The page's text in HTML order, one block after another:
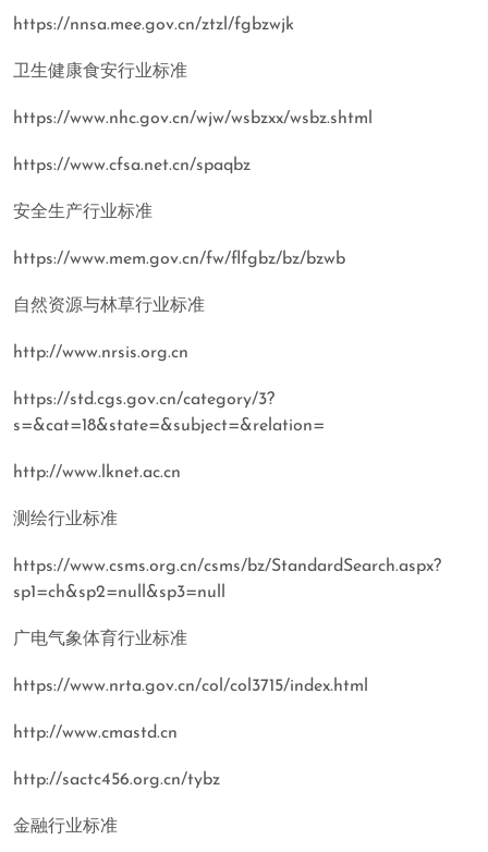
https://nnsa.mee.gov.cn/ztzl/fgbzwjk
卫生健康食安行业标准
https://www.nhc.gov.cn/wjw/wsbzxx/wsbz.shtml
https://www.cfsa.net.cn/spaqbz
安全生产行业标准
https://www.mem.gov.cn/fw/flfgbz/bz/bzwb
自然资源与林草行业标准
http://www.nrsis.org.cn
https://std.cgs.gov.cn/category/3?
s=&cat=18&state=&subject=&relation=
http://www.lknet.ac.cn
测绘行业标准
https://www.csms.org.cn/csms/bz/StandardSearch.aspx?
sp1=ch&sp2=null&sp3=null
广电气象体育行业标准
https://www.nrta.gov.cn/col/col3715/index.html
http://www.cmastd.cn
http://sactc456.org.cn/tybz
金融行业标准